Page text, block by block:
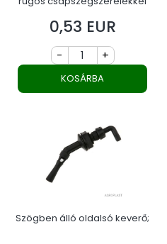
Ár
0,53 EUR
- +
KOSÁRBA
Szögben álló oldalsó keverő;